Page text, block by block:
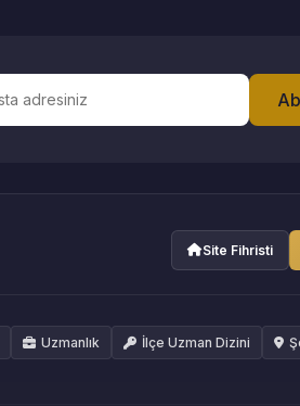
Site Fihristi
Uzmanlık İlçe Uzman Dizini